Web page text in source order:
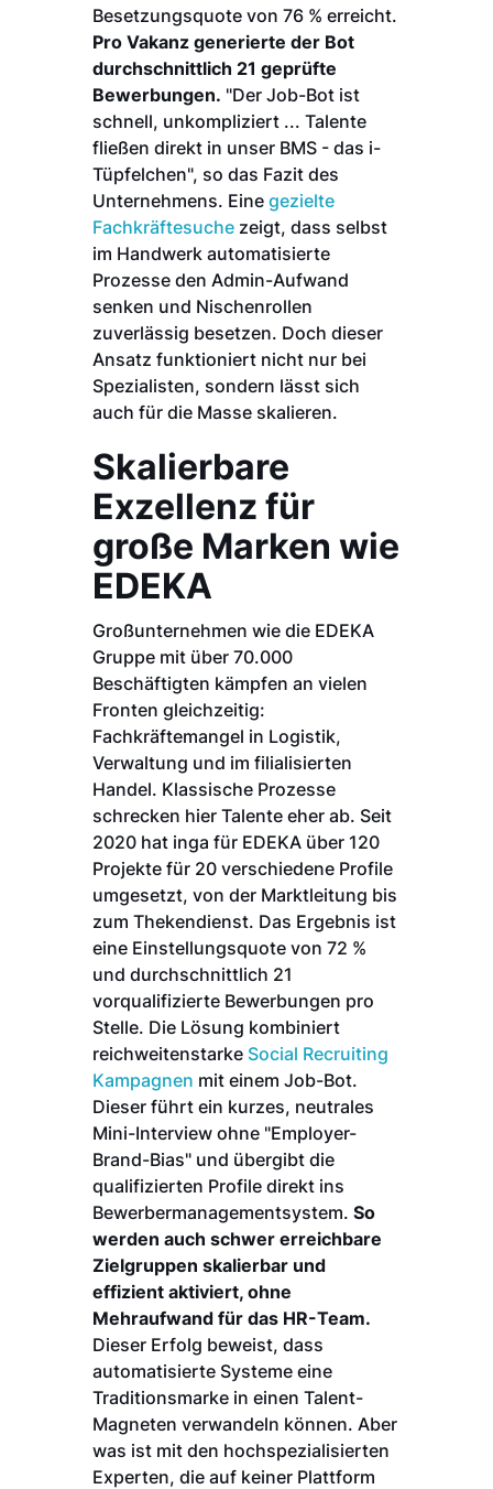
Besetzungsquote von 76 % erreicht.
Pro Vakanz generierte der Bot
durchschnittlich 21 geprüfte
Bewerbungen. "Der Job-Bot ist
schnell, unkompliziert ... Talente
fließen direkt in unser BMS - das i-
Tüpfelchen", so das Fazit des
Unternehmens. Eine gezielte
Fachkräftesuche zeigt, dass selbst
im Handwerk automatisierte
Prozesse den Admin-Aufwand
senken und Nischenrollen
zuverlässig besetzen. Doch dieser
Ansatz funktioniert nicht nur bei
Spezialisten, sondern lässt sich
auch für die Masse skalieren.
Skalierbare
Exzellenz für
große Marken wie
EDEKA
Großunternehmen wie die EDEKA
Gruppe mit über 70.000
Beschäftigten kämpfen an vielen
Fronten gleichzeitig:
Fachkräftemangel in Logistik,
Verwaltung und im filialisierten
Handel. Klassische Prozesse
schrecken hier Talente eher ab. Seit
2020 hat inga für EDEKA über 120
Projekte für 20 verschiedene Profile
umgesetzt, von der Marktleitung bis
zum Thekendienst. Das Ergebnis ist
eine Einstellungsquote von 72 %
und durchschnittlich 21
vorqualifizierte Bewerbungen pro
Stelle. Die Lösung kombiniert
reichweitenstarke Social Recruiting
Kampagnen mit einem Job-Bot.
Dieser führt ein kurzes, neutrales
Mini-Interview ohne "Employer-
Brand-Bias" und übergibt die
qualifizierten Profile direkt ins
Bewerbermanagementsystem. So
werden auch schwer erreichbare
Zielgruppen skalierbar und
effizient aktiviert, ohne
Mehraufwand für das HR-Team.
Dieser Erfolg beweist, dass
automatisierte Systeme eine
Traditionsmarke in einen Talent-
Magneten verwandeln können. Aber
was ist mit den hochspezialisierten
Experten, die auf keiner Plattform